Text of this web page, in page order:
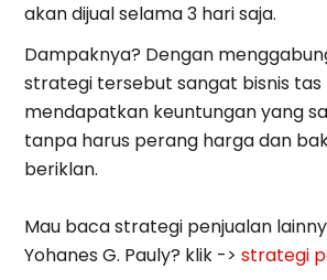
akan dijual selama 3 hari saja.
Dampaknya? Dengan
strategi tersebut sangat bisnis
mendapatkan keuntungan yang
tanpa harus perang harga dan
beriklan.
Mau baca strategi penjualan
Yohanes G. Pauly? klik ->strategi